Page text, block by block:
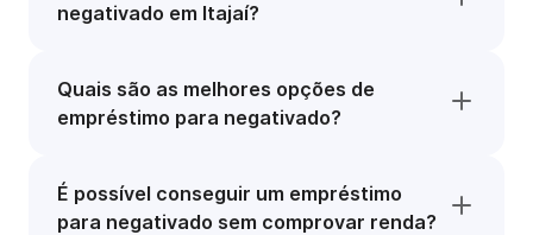
negativado em Itajaí?
Quais são as melhores opções de
empréstimo para negativado?
É possível conseguir um empréstimo
para negativado sem comprovar renda?